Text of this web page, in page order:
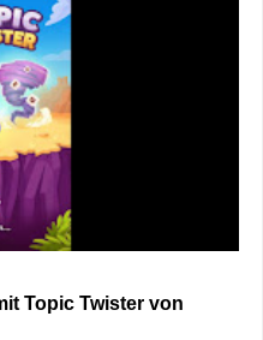
Topic Twister von